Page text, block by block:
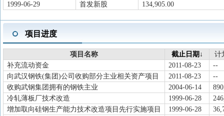
1999-06-29
首发新股 134,905.00
项目进度
项目名称 截止日期↓
计
补充流动资金
2011-08-23
--
向武汉钢铁(集团)公司收购部分主业相关资产项目
2011-08-23
--
收购武钢集团拥有的钢铁主业
2004-06-14
冷轧薄板厂技术改造
1999-06-28
增加取向硅钢生产能力技术改造项目先行实施项目
1999-06-28